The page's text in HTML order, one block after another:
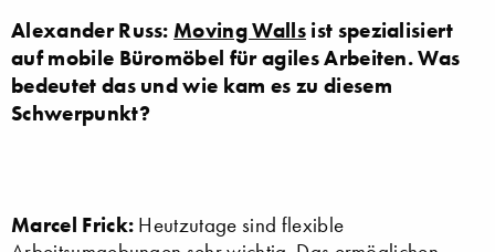
Alexander Russ:Moving Wallsist spezialisiert
auf mobile Büromöbel für agiles Arbeiten. Was
bedeutet das und wie kam es zu diesem
Schwerpunkt?
Marcel Frick: Heutzutage sind flexible